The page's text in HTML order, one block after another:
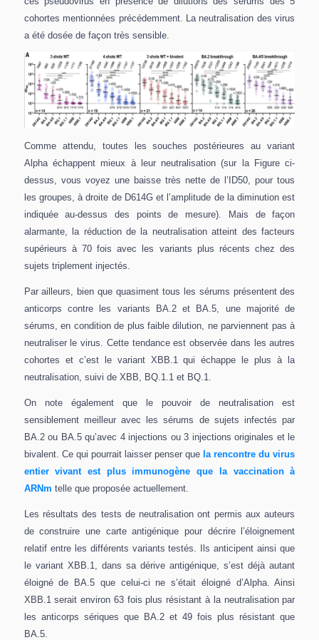
cohortes mentionnées précédemment. La neutralisation des virus
a été dosée de façon très sensible.
Comme attendu, toutes les souches postérieures au variant
Alpha échappent mieux à leur neutralisation (sur la Figure ci-
dessus, vous voyez une baisse très nette de l’ID50, pour tous
les groupes, à droite de D614G et l’amplitude de la diminution est
indiquée au-dessus des points de mesure). Mais de façon
alarmante, la réduction de la neutralisation atteint des facteurs
supérieurs à 70 fois avec les variants plus récents chez des
sujets triplement injectés.
Par ailleurs, bien que quasiment tous les sérums présentent des
anticorps contre les variants BA.2 et BA.5, une majorité de
sérums, en condition de plus faible dilution, ne parviennent pas à
neutraliser le virus. Cette tendance est observée dans les autres
cohortes et c’est le variant XBB.1 qui échappe le plus à la
neutralisation, suivi de XBB, BQ.1.1 et BQ.1.
On note également que le pouvoir de neutralisation est
sensiblement meilleur avec les sérums de sujets infectés par
BA.2 ou BA.5 qu’avec 4 injections ou 3 injections originales et le
bivalent. Ce qui pourrait laisser penser que la rencontre du virus
entier vivant est plus immunogène que la vaccination à
ARNm telle que proposée actuellement.
Les résultats des tests de neutralisation ont permis aux auteurs
de construire une carte antigénique pour décrire l’éloignement
relatif entre les différents variants testés. Ils anticipent ainsi que
le variant XBB.1, dans sa dérive antigénique, s’est déjà autant
éloigné de BA.5 que celui-ci ne s’était éloigné d’Alpha. Ainsi
XBB.1 serait environ 63 fois plus résistant à la neutralisation par
les anticorps sériques que BA.2 et 49 fois plus résistant que
BA.5.